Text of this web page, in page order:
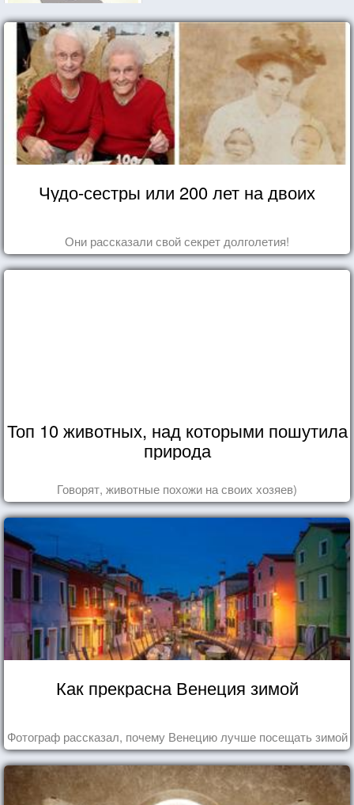
Чудо-сестры или 200 лет на двоих
Они рассказали свой секрет долголетия!
Топ 10 животных, над которыми пошутила
природа
Говорят, животные похожи на своих хозяев)
Как прекрасна Венеция зимой
Фотограф рассказал, почему Венецию лучше посещать зимой